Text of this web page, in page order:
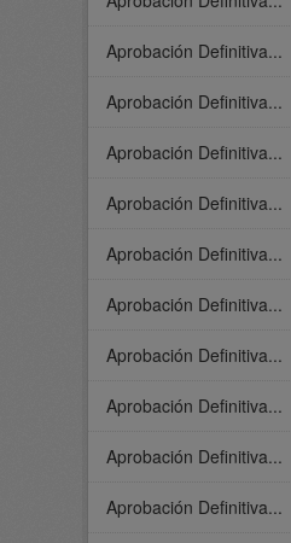
Aprobación Definitiva...
Aprobación Definitiva...
Aprobación Definitiva...
Aprobación Definitiva...
Aprobación Definitiva...
Aprobación Definitiva...
Aprobación Definitiva...
Aprobación Definitiva...
Aprobación Definitiva...
Aprobación Definitiva...